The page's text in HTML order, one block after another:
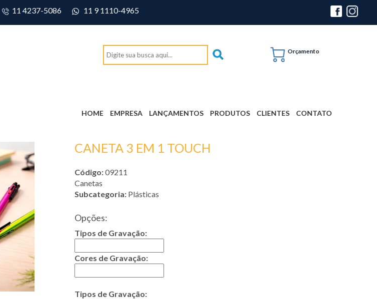
11 4237-5086 11 9 1110-4965
Orçamento
HOME EMPRESA LANÇAMENTOS PRODUTOS CLIENTES CONTATO
CANETA 3 EM 1 TOUCH
Código:09211
Canetas
Subcategoria: Plásticas
Opções:
Tipos de Gravação:
Cores de Gravação:
Tipos de Gravação: